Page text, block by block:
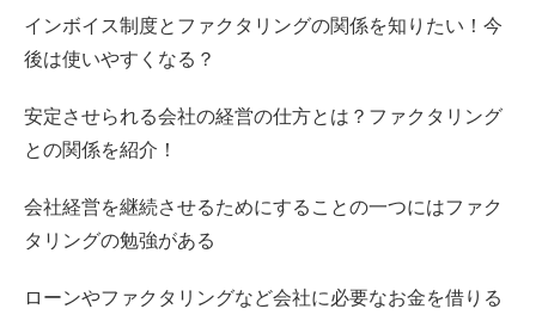
インボイス制度とファクタリングの関係を知りたい！今
後は使いやすくなる？
安定させられる会社の経営の仕方とは？ファクタリング
との関係を紹介！
会社経営を継続させるためにすることの一つにはファク
タリングの勉強がある
ローンやファクタリングなど会社に必要なお金を借りる